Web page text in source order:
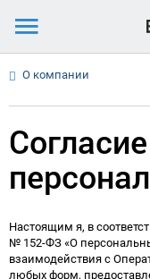
О компании
Настоящим я, в
№ 152-ФЗ «О
взаимодействия с
любых форм,